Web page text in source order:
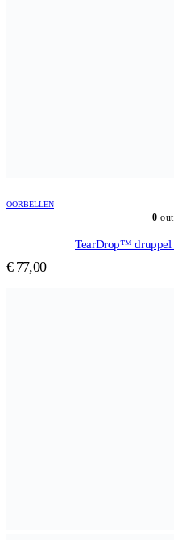
OORBELLEN
0
TearDrop™ druppel
€77,00